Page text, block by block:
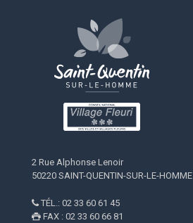
2 Rue Alphonse Lenoir
50220 SAINT-QUENTIN-SUR-LE-HOMME
 TÉL.: 02 33 60 61 45
 FAX : 02 33 60 66 81